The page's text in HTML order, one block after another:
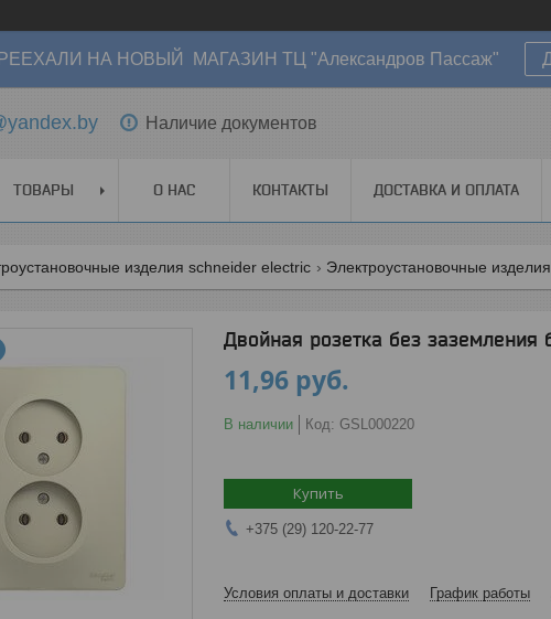
НА НОВЫЙ МАГАЗИН ТЦ "Александров Пассаж"
Наличие документов
ТОВАРЫ О НАС КОНТАКТЫ ДОСТАВКА И ОПЛАТА
изделия schneider electric Электроустановочные
Двойная розетка без
11,96 руб.
В наличии Код: GSL000220
Купить
+375 (29) 120-22-77
Условия оплаты и доставки График работы